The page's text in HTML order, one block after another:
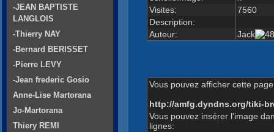
Visites:
7560
Description:
Auteur:
Jack
Vous pouvez afficher cette
http://amfg.dyndns.org/tiki-
Vous pouvez insérer l'image
lignes:
-JEAN BAPTISTE
LANGLOIS
-Thierry NAY
-Bernard BERISSET
-Pierre LEVY
-Jean frederic Gosio
Anne-Lise Martorana
Jo-Martorana
Thiery REMI